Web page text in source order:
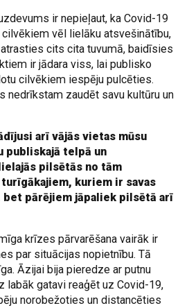
ir nepieļaut, ka Covid-19
vēl lielāku atsvešinātību,
cits cita tuvumā, baidīsies
ir jādara viss, lai publisko
cilvēkiem iespēju pulcēties.
nedrīkstam zaudēt savu kultūru un
arī vājās vietas mūsu
publiskajā telpā un
pilsētās no tām
kuriem ir savas
bet pārējiem jāpaliek pilsētā arī
krīzes pārvarēšana vairāk ir
par situācijas nopietnību. Tā
Āzijai bija pieredze ar putnu
labāk gatavi reaģēt uz Covid-19,
norobežoties un distancēties